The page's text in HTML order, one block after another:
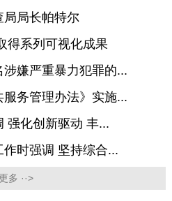
局局长帕特尔
得系列可视化成果
嫌严重暴力犯罪的...
服务管理办法》实施...
强化创新驱动 丰...
时强调 坚持综合...
多 ··>